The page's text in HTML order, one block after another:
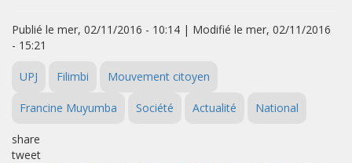
Publié le mer, 02/11/2016 - 10:14 | Modifié le mer, 02/11/2016
- 15:21
UPJ Filimbi Mouvement citoyen
Francine Muyumba Société Actualité National
share
tweet